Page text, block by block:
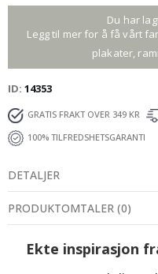
Du har
Legg til mer for å få vårt
plakater,
ID 14353
GRATIS FRAKT OVER 349 KR
100% TILFREDSHETSGARANTI
DETALJER
PRODUKTOMTALER (0)
Ekte inspirasjon